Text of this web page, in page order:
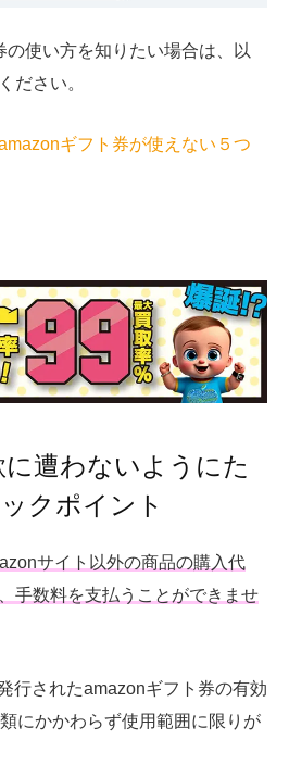
の使い方を知りたい場合は、以
ださい。
ギフト券が使えない５つ
に遭わないようにた
クポイント
サイト以外の商品の購入代
手数料を支払うことができませ
行されたamazonギフト券の有効
にかかわらず使用範囲に限りが